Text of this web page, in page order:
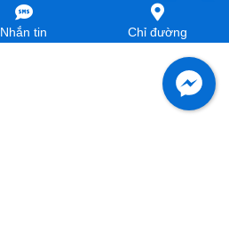
Nhắn tin Chỉ đường